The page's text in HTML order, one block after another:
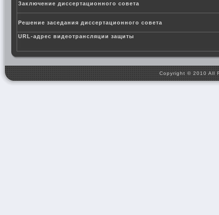
Заключение диссертационного совета
Решение заседания диссертационного совета
URL-адрес видеотрансляции защиты
Copyright © 2010 All